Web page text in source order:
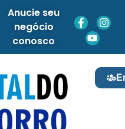
Anucie seu
negócio
conosco